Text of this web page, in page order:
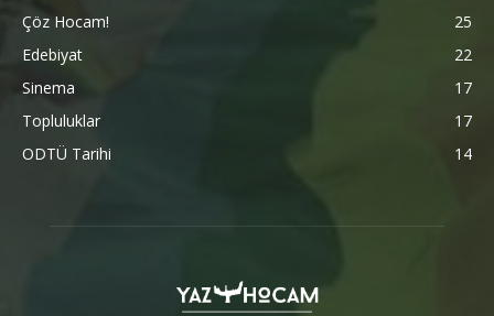
Çöz Hocam!
25
Edebiyat
22
Sinema
17
Topluluklar
17
ODTÜ Tarihi
14